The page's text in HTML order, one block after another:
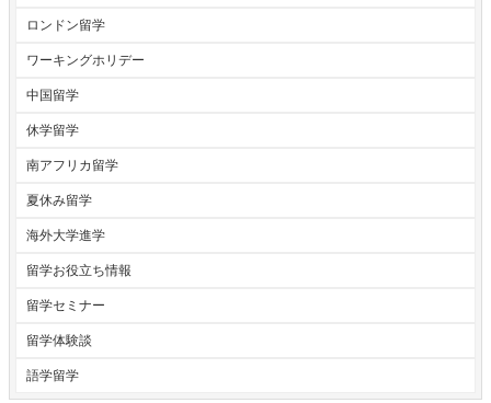
ロンドン留学
ワーキングホリデー
中国留学
休学留学
南アフリカ留学
夏休み留学
海外大学進学
留学お役立ち情報
留学セミナー
留学体験談
語学留学